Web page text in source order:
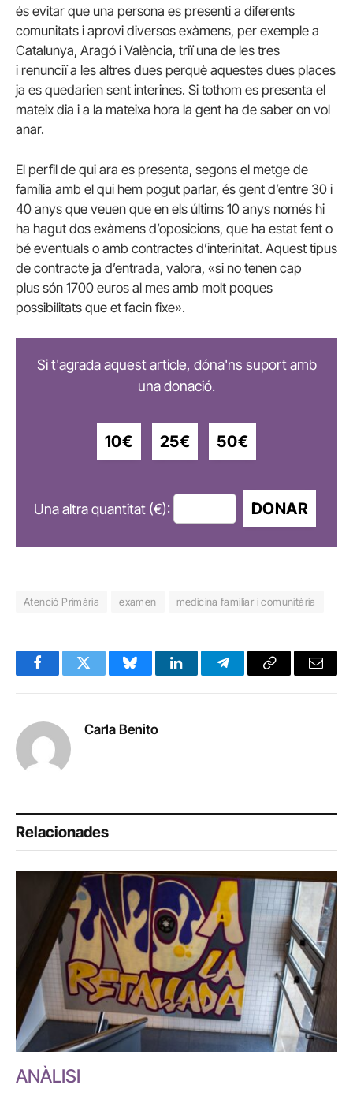
és evitar que una persona es presenti a diferents
comunitats i aprovi diversos exàmens, per exemple a
Catalunya, Aragó i València, triï una de les tres
i renunciï a les altres dues perquè aquestes dues places
ja es quedarien sent interines. Si tothom es presenta el
mateix dia i a la mateixa hora la gent ha de saber on vol
anar.
El perfil de qui ara es presenta, segons el metge de
família amb el qui hem pogut parlar, és gent d’entre 30 i
40 anys que veuen que en els últims 10 anys només hi
ha hagut dos exàmens d’oposicions, que ha estat fent o
bé eventuals o amb contractes d’interinitat. Aquest tipus
de contracte ja d’entrada, valora, «si no tenen cap
plus són 1700 euros al mes amb molt poques
possibilitats que et facin fixe».
Si t'agrada aquest article, dóna'ns suport amb
una donació.
10€ 25€ 50€
Una altra quantitat (€): DONAR
Atenció Primària examen medicina familiar i comunitària
FacebookTwitter BlueskyLinkedInTelegramCopy
Email
Carla Benito
Relacionades
ANÀLISI